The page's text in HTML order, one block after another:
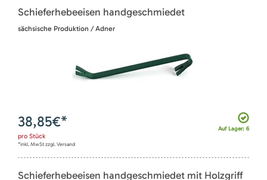
Schieferhebeeisen handgeschmiedet
sächsische Produktion / Adner
Auf Lager: 6
38,85€*
pro Stück
*inkl. MwSt zzgl. Versand
Schieferhebeeisen handgeschmiedet mit Holzgriff